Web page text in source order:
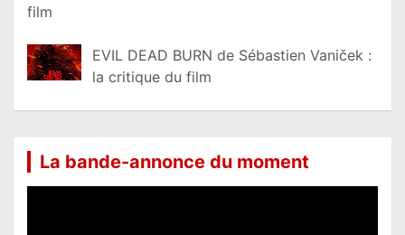
film
EVIL DEAD BURN de Sébastien Vaniček :
la critique du film
La bande-annonce du moment